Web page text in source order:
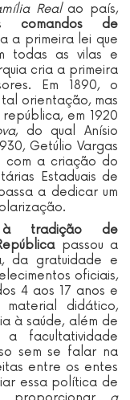
Realao país,
comandos de
a primeira lei que
todas as vilas e
cria a primeira
Em 1890, o
orientação, mas
em 1920
, do qual Anísio
Getúlio Vargas
com a criação do
Estaduais de
a dedicar um
à tradição de
passou a
da gratuidade e
oficiais,
4 aos 17 anos e
didático,
à saúde, além de
facultatividade
sem se falar na
entre os entes
essa política de